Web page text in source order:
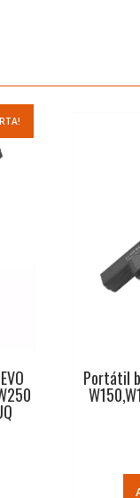
Portátil